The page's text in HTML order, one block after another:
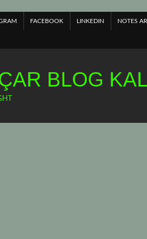
FACEBOOK LINKEDIN NOTES
BLOG